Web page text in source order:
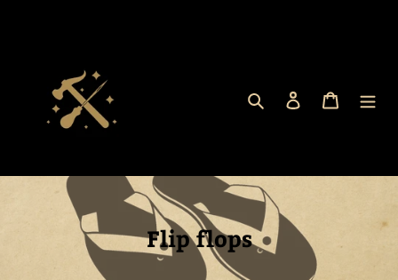
Hae
Kirjaudu sisään
Ostoskori
K
o
Flip flops